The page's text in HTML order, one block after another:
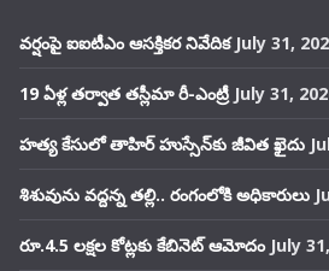
వర్షంపై ఐఐటీఎం ఆసక్తికర నివేదిక July 31,
19 ఏళ్ల తర్వాత తస్లీమా రీ-ఎంట్రీ July 31,
హత్య కేసులో తాహిర్ హుస్సేన్‌కు జీవిత ఖైదు
శిశువును వద్దన్న తల్లి.. రంగంలోకి అధికారులు
రూ.4.5 లక్షల కోట్లకు కేబినెట్ ఆమోదం July